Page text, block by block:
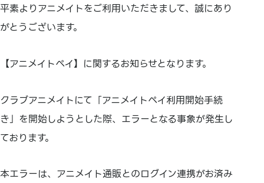
平素よりアニメイトをご利用いただきまして、誠にあり
がとうございます。
【アニメイトペイ】に関するお知らせとなります。
クラブアニメイトにて「アニメイトペイ利用開始手続
き」を開始しようとした際、エラーとなる事象が発生し
ております。
本エラーは、アニメイト通販とのログイン連携がお済み